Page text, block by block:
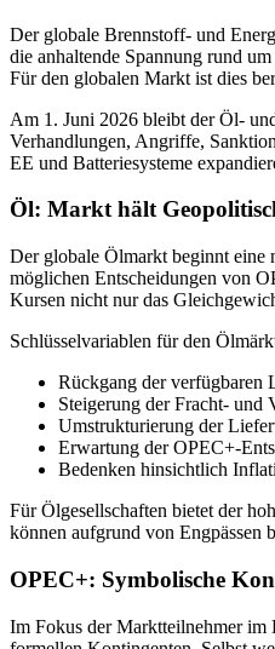
Der globale Brennstoff- und
die anhaltende Spannung rund
Für den globalen Markt ist dies
Am 1. Juni 2026 bleibt der Öl-
Verhandlungen, Angriffe,
EE und Batteriesysteme
Öl: Markt hält
Der globale Ölmarkt beginnt eine
möglichen Entscheidungen von
Kursen nicht nur das
Schlüsselvariablen für den
Rückgang der verfügbaren
Steigerung der Fracht- und
Umstrukturierung der
Erwartung der OPEC+-
Bedenken hinsichtlich
Für Ölgesellschaften bietet der
können aufgrund von Engpässen
OPEC+: Symbolische
Im Fokus der Marktteilnehmer im